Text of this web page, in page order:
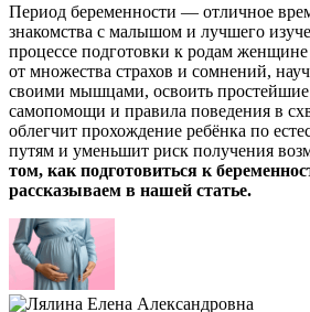
Период беременности — отличное
знакомства с малышом и лучшего
процессе подготовки к родам женщине
от множества страхов и сомнений,
своими мышцами, освоить
самопомощи и правила поведения в
облегчит прохождение ребёнка по
путям и уменьшит риск получения
том, как подготовиться к
рассказываем в нашей статье.